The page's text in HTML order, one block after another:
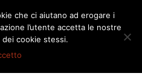
che ci aiutano ad erogare i
l’utente accetta le nostre
dei cookie stessi.